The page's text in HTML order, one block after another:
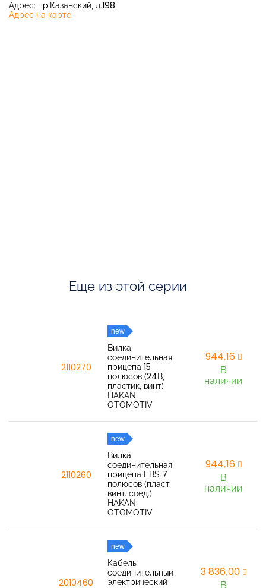
Адрес: пр.Казанский, д.198.
Адрес на карте:
Еще из этой серии
2110270
new
Вилка
соединительная
прицепа 15
полюсов (24В,
пластик, винт)
HAKAN
OTOMOTIV
944,16
В
наличии
2110260
new
Вилка
соединительная
прицепа EBS 7
полюсов (пласт.
винт. соед.)
HAKAN
OTOMOTIV
944,16
В
наличии
2010460
new
Кабель
соединительный
электрический
3 836,00
В